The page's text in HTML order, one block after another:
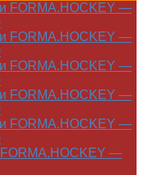
FORMA.HOCKEY —
FORMA.HOCKEY —
FORMA.HOCKEY —
FORMA.HOCKEY —
FORMA.HOCKEY —
—